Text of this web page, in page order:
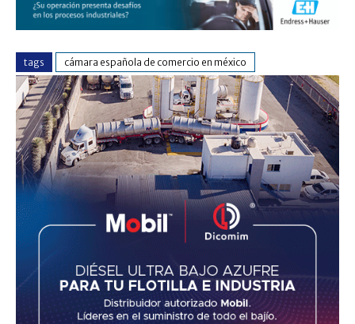
tags cámara española de comercio en méxico